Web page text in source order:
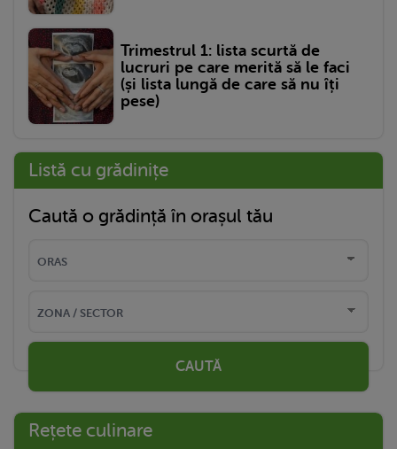
Trimestrul 1: lista scurtă de
lucruri pe care merită să le faci
(și lista lungă de care să nu îți
pese)
Listă cu grădinițe
Caută o grădință în orașul tău
CAUTĂ
Rețete culinare